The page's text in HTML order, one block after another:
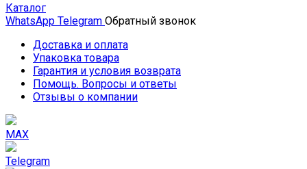
Каталог
WhatsApp Telegram Обратный звонок
Доставка и оплата
Упаковка товара
Гарантия и условия возврата
Помощь. Вопросы и ответы
Отзывы о компании
MAX
Telegram